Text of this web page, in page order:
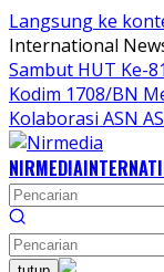
Langsung ke
International
Sambut HUT Ke-
Kodim 1708/BN
Kolaborasi ASN
NIRMEDIA